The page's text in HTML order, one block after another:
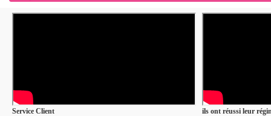
Service Client
ils ont réussi leur